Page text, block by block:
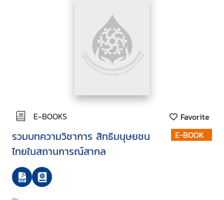
E-BOOKS Favorite
รวมบทความวิชาการ สิทธิมนุษยชน
ไทยในสถานการณ์สากล
E-BOOK